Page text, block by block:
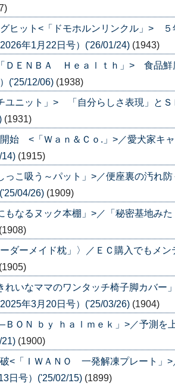
ヒット<「ドモホルンリンクル」> ５
年1月22日号）('26/01/24) (1943)
ＤＥＮＢＡ Ｈｅａｌｔｈ」> 食品鮮
('25/12/06) (1938)
ユニット」> 「自分らしさ表現」とＳ
(1931)
始 <「Ｗａｎ＆Ｃｏ.」>／愛犬家キ
(1915)
っこ吸う～パット」>／便座裏の汚れ防
04/26) (1909)
もなるヌック本棚」>／「秘密基地みた
(1908)
ダーメイド枕」〉／ＥＣ購入でもメン
(1905)
いなママのワンタッチ椅子脚カバー
年3月20日号）('25/03/26) (1904)
ＯＮ ｂｙ ｈａｌｍｅｋ」>／予測を
21) (1900)
<「ＩＷＡＮＯ 一発解凍プレート」>
日号）('25/02/15) (1899)